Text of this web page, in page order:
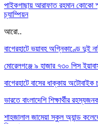
পাইকগাছায় আরাফাত রহমান কোকো
চ্যাম্পিয়ন
আরো..
বাগেরহাটে ভয়াবহ অগ্নিকাণ্ডে দুই
মোরেলগঞ্জে ৯ হাজার ৭৩০ পিস
বাগেরহাটে বাসের ধাক্কায়
ভারতে বাংলাদেশি শিক্ষার্থীর
শাহজালাল জামেয়া স্কুল অ্যান্ড